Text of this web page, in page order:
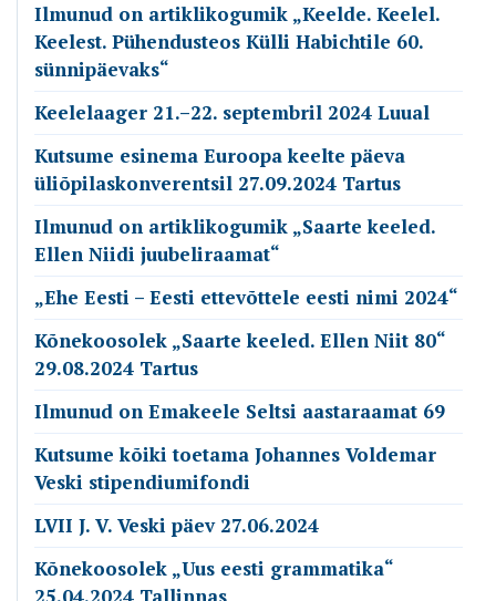
Ilmunud on artiklikogumik „Keelde. Keelel.
Keelest. Pühendusteos Külli Habichtile 60.
sünnipäevaks“
Keelelaager 21.–22. septembril 2024 Luual
Kutsume esinema Euroopa keelte päeva
üliõpilaskonverentsil 27.09.2024 Tartus
Ilmunud on artiklikogumik „Saarte keeled.
Ellen Niidi juubeliraamat“
„Ehe Eesti – Eesti ettevõttele eesti nimi 2024“
Kõnekoosolek „Saarte keeled. Ellen Niit 80“
29.08.2024 Tartus
Ilmunud on Emakeele Seltsi aastaraamat 69
Kutsume kõiki toetama Johannes Voldemar
Veski stipendiumifondi
LVII J. V. Veski päev 27.06.2024
Kõnekoosolek „Uus eesti grammatika“